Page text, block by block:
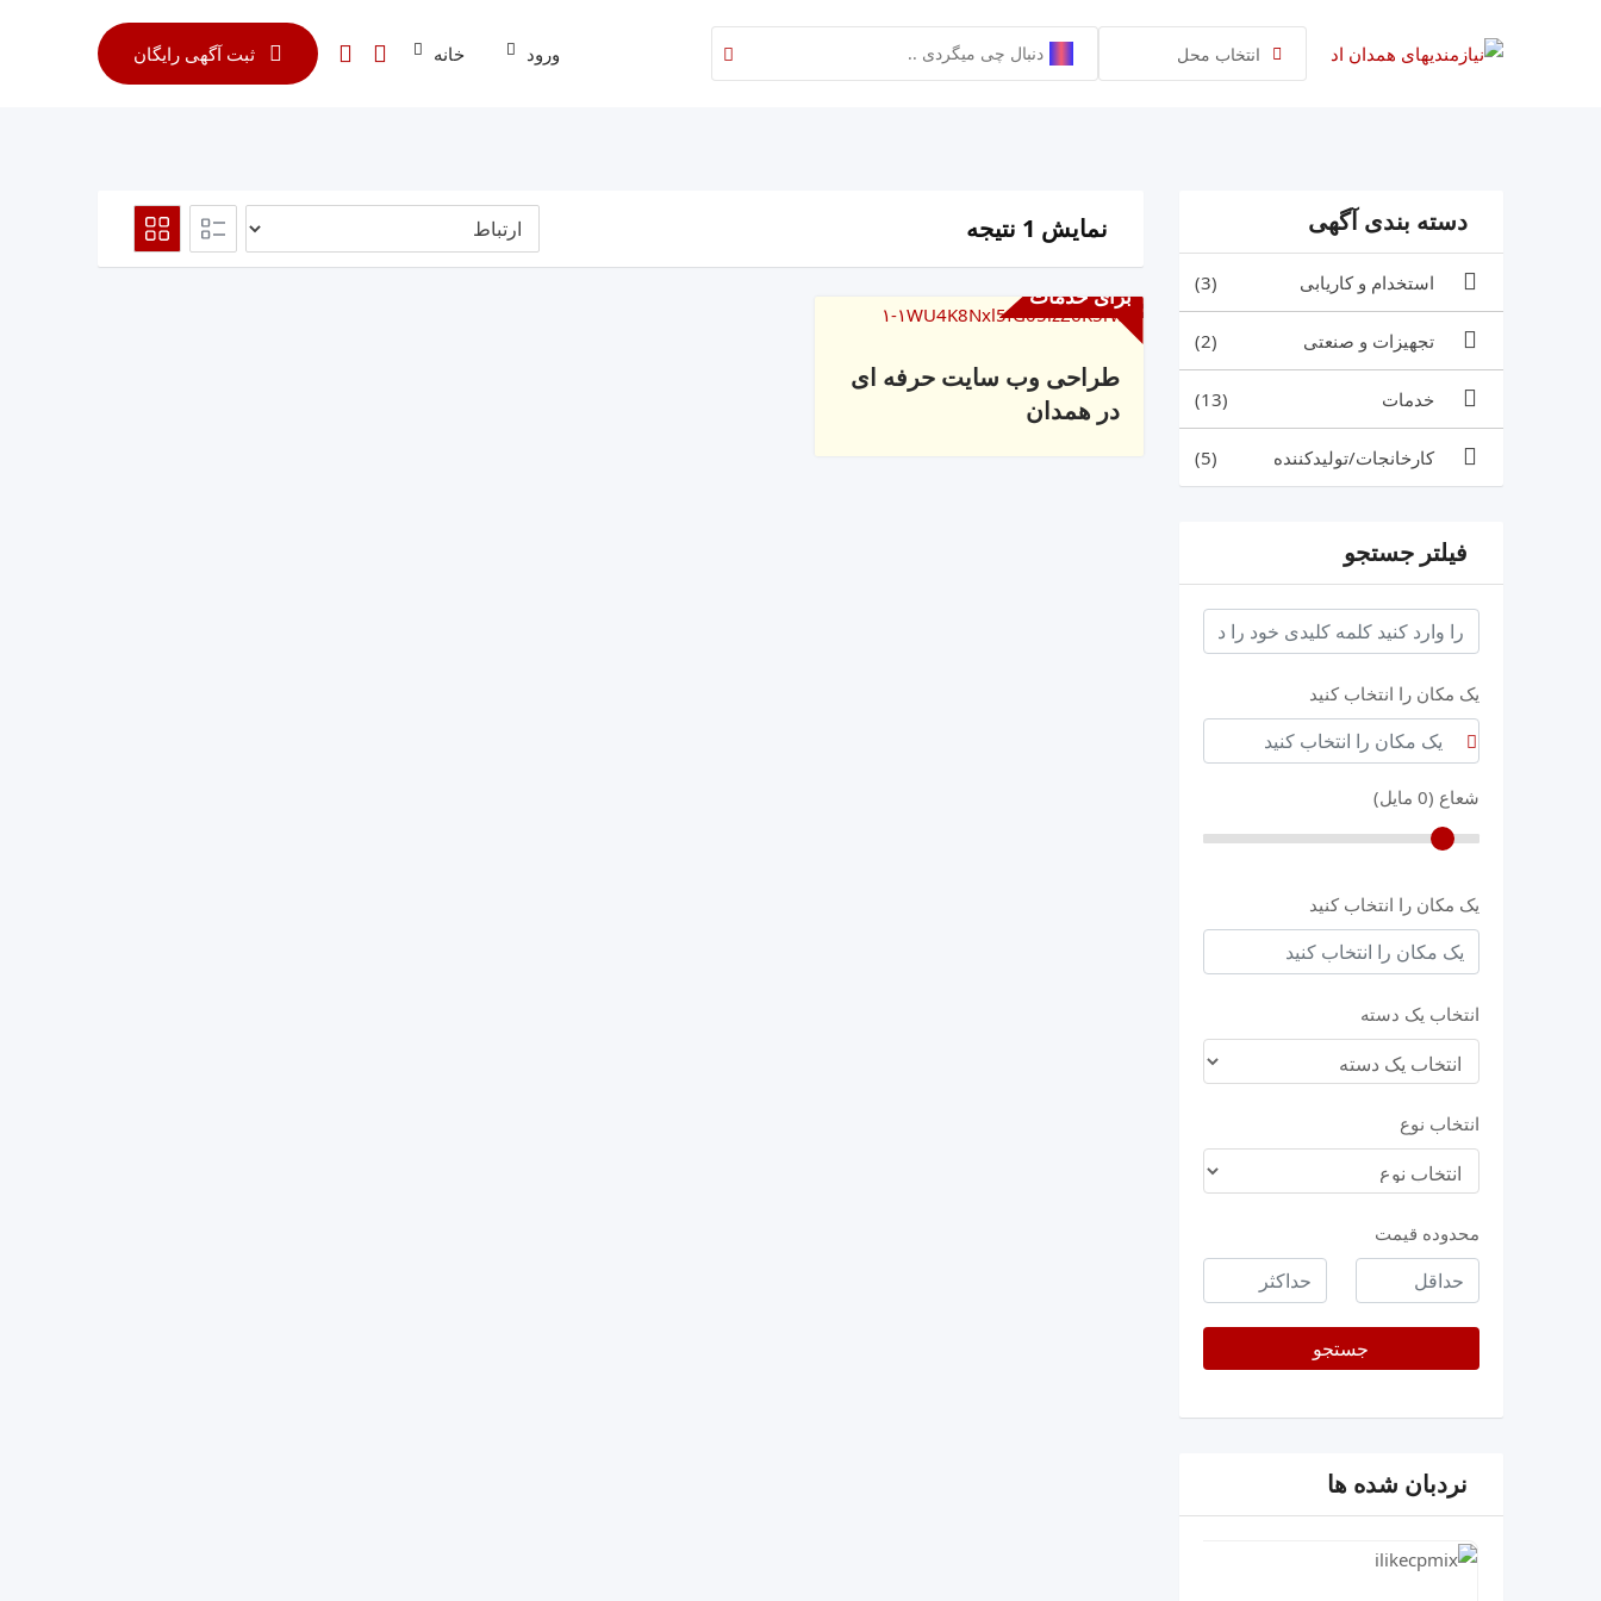
انتخاب محل ورود خانه ثبت آگهی رایگان
دسته بندی آگهی
استخدام و کاریابی (3)
تجهیزات و صنعتی (2)
خدمات (13)
کارخانجات/تولیدکننده (5)
فیلتر جستجو
یک مکان را انتخاب کنید
شعاع (0 مایل)
یک مکان را انتخاب کنید
انتخاب یک دسته
انتخاب نوع
محدوده قیمت
حداقل
قیمت
حداکثر
keyword
جستجو
نردبان شده ها
نمایش 1 نتیجه
برای خدمات
طراحی وب سایت حرفه ای
در همدان